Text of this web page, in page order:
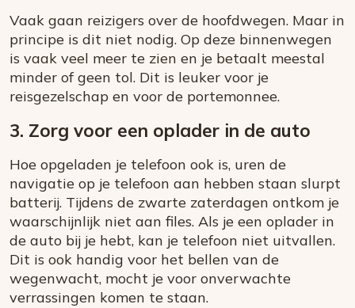
Vaak gaan reizigers over de hoofdwegen. Maar in
principe is dit niet nodig. Op deze binnenwegen
is vaak veel meer te zien en je betaalt meestal
minder of geen tol. Dit is leuker voor je
reisgezelschap en voor de portemonnee.
3. Zorg voor een oplader in de auto
Hoe opgeladen je telefoon ook is, uren de
navigatie op je telefoon aan hebben staan slurpt
batterij. Tijdens de zwarte zaterdagen ontkom je
waarschijnlijk niet aan files. Als je een oplader in
de auto bij je hebt, kan je telefoon niet uitvallen.
Dit is ook handig voor het bellen van de
wegenwacht, mocht je voor onverwachte
verrassingen komen te staan.